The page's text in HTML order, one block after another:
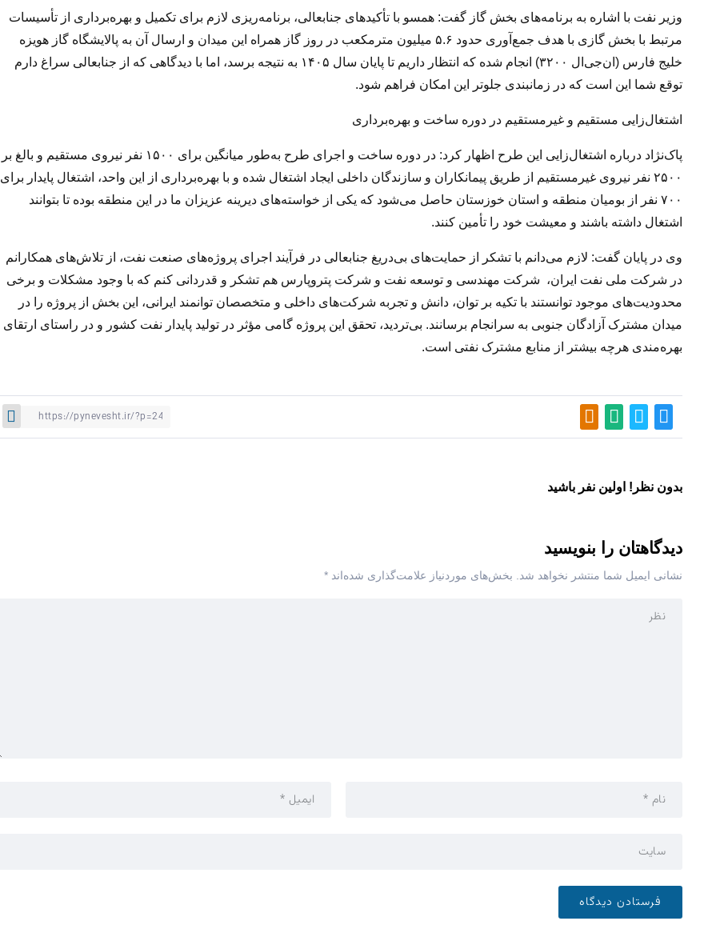
وزیر نفت با اشاره به برنامه‌های بخش گاز گفت: همسو با تأکیدهای جنابعالی، برنامه‌ریزی لازم برای تکمیل و بهره‌برداری از تأسیسات
مرتبط با بخش گازی با هدف جمع‌آوری حدود ۵.۶ میلیون مترمکعب در روز گاز همراه این میدان و ارسال آن به پالایشگاه گاز هویزه
خلیج فارس (ان‌جی‌ال ۳۲۰۰) انجام شده که انتظار داریم تا پایان سال ۱۴۰۵ به نتیجه برسد، اما با دیدگاهی که از جنابعالی سراغ دارم
توقع شما این است که در زمانبندی جلوتر این امکان فراهم شود.
اشتغال‌زایی مستقیم و غیرمستقیم در دوره ساخت و بهره‌برداری
پاک‌نژاد درباره اشتغال‌زایی این طرح اظهار کرد: در دوره ساخت و اجرای طرح به‌طور میانگین برای ۱۵۰۰ نفر نیروی مستقیم و بالغ بر
۲۵۰۰ نفر نیروی غیرمستقیم از طریق پیمانکاران و سازندگان داخلی ایجاد اشتغال شده و با بهره‌برداری از این واحد، اشتغال پایدار برای
۷۰۰ نفر از بومیان منطقه و استان خوزستان حاصل می‌شود که یکی از خواسته‌های دیرینه عزیزان ما در این منطقه بوده تا بتوانند
اشتغال داشته باشند و معیشت خود را تأمین کنند.
وی در پایان گفت: لازم می‌دانم با تشکر از حمایت‌های بی‌دریغ جنابعالی در فرآیند اجرای پروژه‌های صنعت نفت، از تلاش‌های همکارانم
در شرکت ملی نفت ایران، شرکت مهندسی و توسعه نفت و شرکت پتروپارس هم تشکر و قدردانی کنم که با وجود مشکلات و برخی
محدودیت‌های موجود توانستند با تکیه بر توان، دانش و تجربه شرکت‌های داخلی و متخصصان توانمند ایرانی، این بخش از پروژه را در
میدان مشترک آزادگان جنوبی به سرانجام برسانند. بی‌تردید، تحقق این پروژه گامی مؤثر در تولید پایدار نفت کشور و در راستای ارتقای
بهره‌مندی هرچه بیشتر از منابع مشترک نفتی است.
بدون نظر! اولین نفر باشید
دیدگاهتان را بنویسید
نشانی ایمیل شما منتشر نخواهد شد. بخش‌های موردنیاز علامت‌گذاری شده‌اند *